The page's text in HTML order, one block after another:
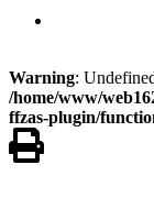
Warning:
/home/www/
ffzas-plugin/